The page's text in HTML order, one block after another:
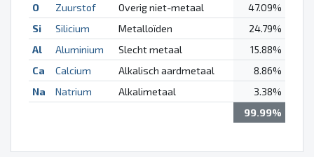
O Zuurstof Overig niet-metaal
47.09%
Si
Silicium Metalloïden
24.79%
Al
Aluminium Slecht metaal
15.88%
Ca
Calcium Alkalisch aardmetaal
8.86%
Na
Natrium Alkalimetaal
3.38%
99.99%